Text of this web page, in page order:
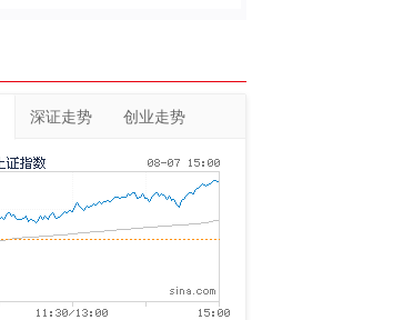
深证走势 创业走势